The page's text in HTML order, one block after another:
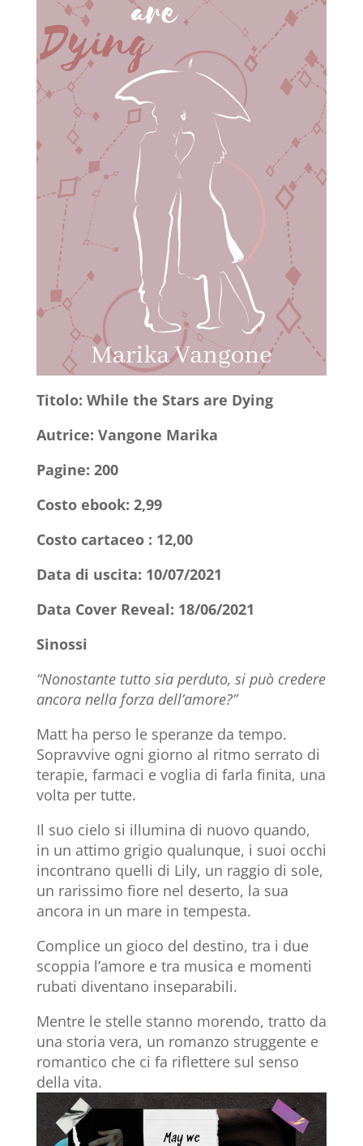
Titolo: While the Stars are Dying
Autrice: Vangone Marika
Pagine: 200
Costo ebook: 2,99
Costo cartaceo : 12,00
Data di uscita: 10/07/2021
Data Cover Reveal: 18/06/2021
Sinossi
“Nonostante tutto sia perduto, si può credere
ancora nella forza dell’amore?”
Matt ha perso le speranze da tempo.
Sopravvive ogni giorno al ritmo serrato di
terapie, farmaci e voglia di farla finita, una
volta per tutte.
Il suo cielo si illumina di nuovo quando,
in un attimo grigio qualunque, i suoi occhi
incontrano quelli di Lily, un raggio di sole,
un rarissimo fiore nel deserto, la sua
ancora in un mare in tempesta.
Complice un gioco del destino, tra i due
scoppia l’amore e tra musica e momenti
rubati diventano inseparabili.
Mentre le stelle stanno morendo, tratto da
una storia vera, un romanzo struggente e
romantico che ci fa riflettere sul senso
della vita.